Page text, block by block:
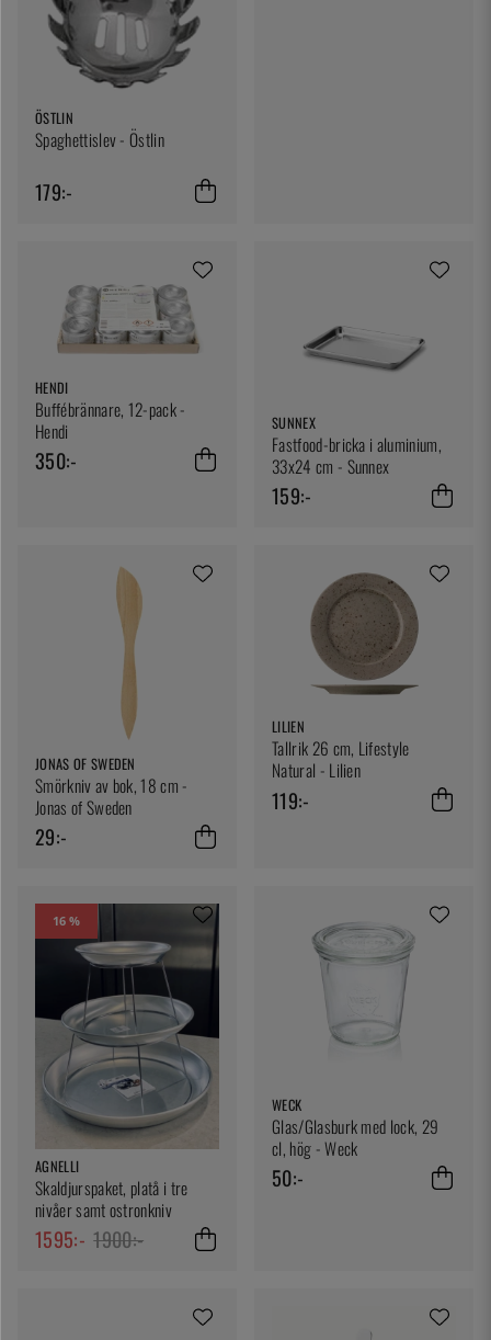
ÖSTLIN
Spaghettislev - Östlin
179:-
HENDI
Buffébrännare, 12-pack -
Hendi
350:-
SUNNEX
Fastfood-bricka i aluminium,
33x24 cm - Sunnex
159:-
JONAS OF SWEDEN
Smörkniv av bok, 18 cm -
Jonas of Sweden
29:-
LILIEN
Tallrik 26 cm, Lifestyle
Natural - Lilien
119:-
16 %
AGNELLI
Skaldjurspaket, platå i tre
nivåer samt ostronkniv
1595:- 1900:-
WECK
Glas/Glasburk med lock, 29
cl, hög - Weck
50:-